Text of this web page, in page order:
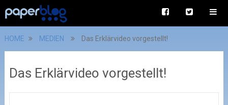
HOME MEDIEN Das Erklärvideo vorgestellt!
Das Erklärvideo vorgestellt!